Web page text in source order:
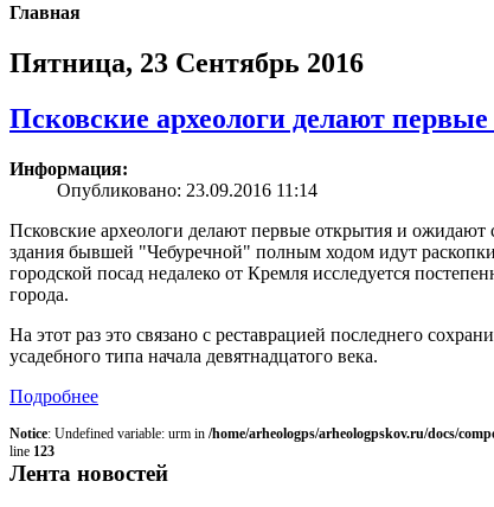
Главная
Пятница, 23 Сентябрь 2016
Псковские археологи делают
Информация:
Опубликовано: 23.09.2016 11:14
Псковские археологи делают первые открытия и ожидают
здания бывшей "Чебуречной" полным ходом идут
городской посад недалеко от Кремля исследуется
города.
На этот раз это связано с реставрацией последнего
усадебного типа начала девятнадцатого века.
Подробнее
Notice: Undefined variable: urm in /home/arheologps/arheologpskov.ru/docs/
line 123
Лента новостей